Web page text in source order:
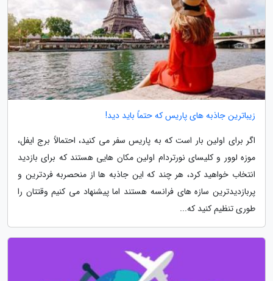
زیباترین جاذبه های پاریس که حتماً باید دید!
اگر برای اولین بار است که به پاریس سفر می کنید، احتمالاً برج ایفل،
موزه لوور و کلیسای نورتردام اولین مکان هایی هستند که برای بازدید
انتخاب خواهید کرد، هر چند که این جاذبه ها از منحصربه فردترین و
پربازدیدترین سازه های فرانسه هستند اما پیشنهاد می کنیم وقتتان را
طوری تنظیم کنید که...